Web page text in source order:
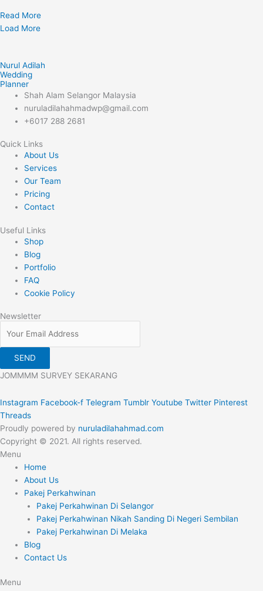
Read More
Load More
Nurul Adilah
Wedding
Planner
Shah Alam Selangor Malaysia
nuruladilahahmadwp@gmail.com
+6017 288 2681
Quick Links
About Us
Services
Our Team
Pricing
Contact
Useful Links
Shop
Blog
Portfolio
FAQ
Cookie Policy
Newsletter
SEND
JOMMMM SURVEY SEKARANG
Instagram Facebook-f Telegram Tumblr Youtube Twitter Pinterest
Threads
Proudly powered by nuruladilahahmad.com
Copyright © 2021. All rights reserved.
Menu
Home
About Us
Pakej Perkahwinan
Pakej Perkahwinan Di Selangor
Pakej Perkahwinan Nikah Sanding Di Negeri Sembilan
Pakej Perkahwinan Di Melaka
Blog
Contact Us
Menu